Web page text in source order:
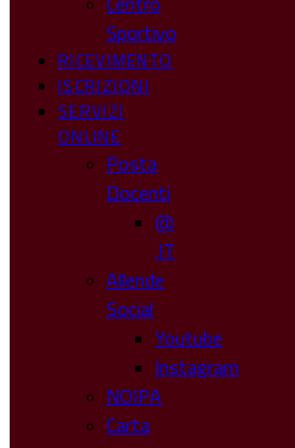
Sportivo
RICEVIMENTO
ISCRIZIONI
SERVIZI
ONLINE
Posta
Docenti
@
.IT
Allende
Social
Youtube
Instagram
NOIPA
Carta